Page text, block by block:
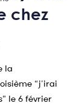
chez
la
“j’irai
le 6 février